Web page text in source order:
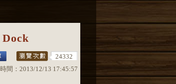
24332
間： 2013/12/13 17:45:57